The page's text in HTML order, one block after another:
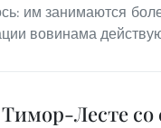
им занимаются
вовинама
Лесте со